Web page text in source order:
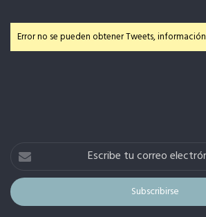
Error no se pueden obtener Tweets,
Escribe
correo
electrónico